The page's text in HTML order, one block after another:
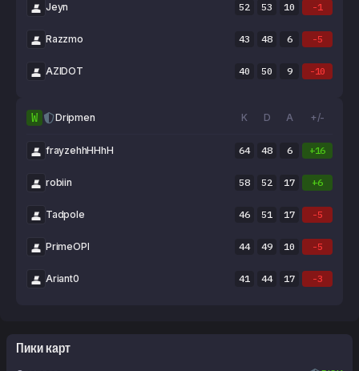
Jeyn 52 53 10 -1
Razzmo 43 48 6 -5
AZIDOT 40 50 9 -10
W Dripmen K D A +/-
frayzehhHHhH 64 48 6 +16
robiin 58 52 17 +6
Tadpole 46 51 17 -5
PrimeOPI 44 49 10 -5
Ariant0 41 44 17 -3
Пики карт